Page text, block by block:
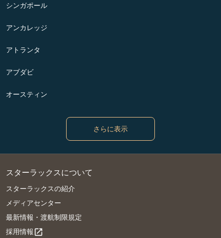
シンガポール
アンカレッジ
アトランタ
アブダビ
オースティン
さらに表示
スターラックスについて
スターラックスの紹介
メディアセンター
最新情報・渡航制限規定
採用情報open_in_new